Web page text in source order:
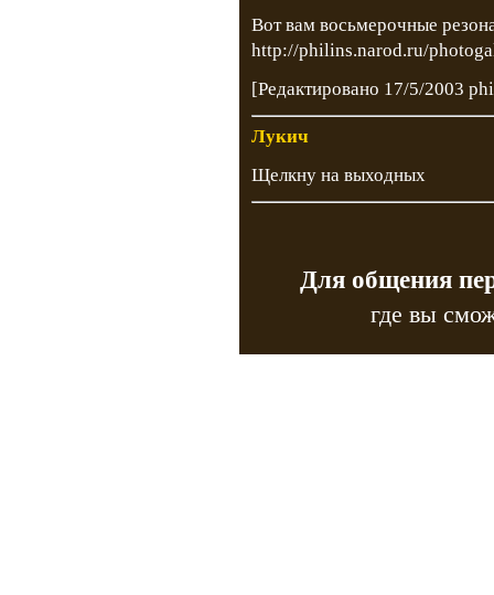
Вот вам восьмерочные
http://philins.narod.ru/
[Редактировано 17/5/2003
Лукич
Щелкну на выходных
Для общения
где вы